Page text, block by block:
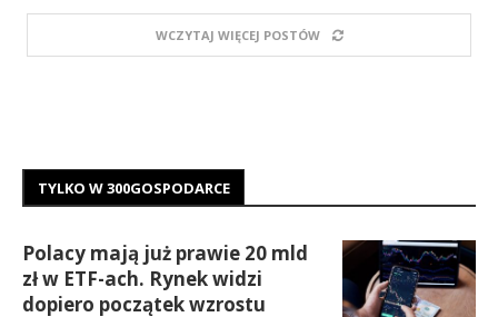
WCZYTAJ WIĘCEJ POSTÓW
TYLKO W 300GOSPODARCE
Polacy mają już prawie 20 mld
zł w ETF-ach. Rynek widzi
dopiero początek wzrostu